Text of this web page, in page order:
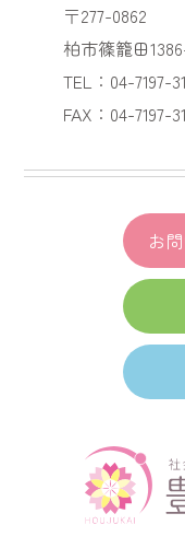
〒277-0862
柏市篠籠田
TEL：04-7197-
FAX：04-7197-
お